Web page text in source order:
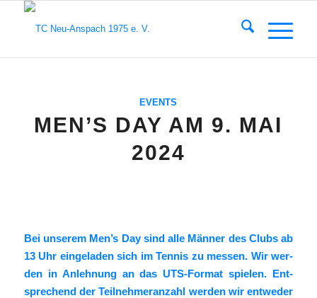
EVENTS
MEN’S DAY AM 9. MAI
2024
Bei unse­rem Men’s Day sind alle Män­ner des Clubs ab
13 Uhr ein­ge­la­den sich im Ten­nis zu mes­sen. Wir wer­
den in Anleh­nung an das UTS-For­mat spie­len. Ent­
spre­chend der Teil­neh­mer­an­zahl wer­den wir ent­we­der